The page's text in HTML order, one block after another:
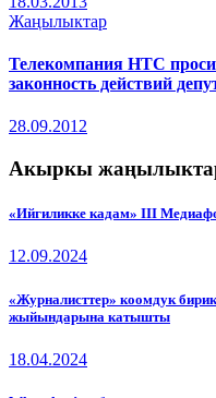
Жаңылыктар
Телекомпания НТС
законность действий
28.09.2012
Акыркы
«Ийгиликке кадам» III
12.09.2024
«Журналисттер» коомдук
жыйындарына катышты
18.04.2024